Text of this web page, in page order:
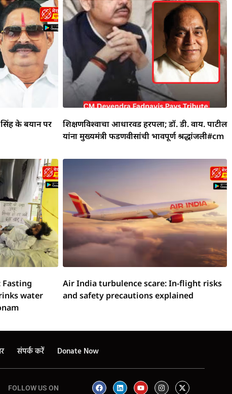
के बयान पर
शिक्षणविश्वाचा आधारवड हरपला; डॉ. डी. वाय. पाटील
यांना मुख्यमंत्री फडणवीसांची भावपूर्ण श्रद्धांजली#cm
water
Air India turbulence scare: In-flight risks
and safety precautions explained
संपर्क करें Donate Now
FOLLOW US ON